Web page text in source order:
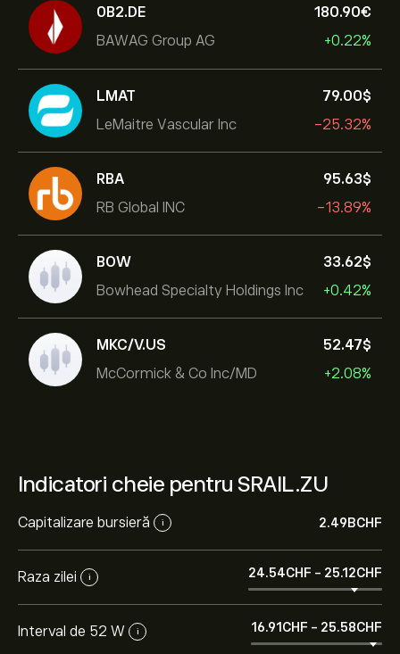
0B2.DE
BAWAG Group AG
180.90‎€‎
+0.22%
LMAT
LeMaitre Vascular Inc
79.00‎$‎
-25.32%
RBA
RB Global INC
95.63‎$‎
-13.89%
BOW
Bowhead Specialty Holdings Inc
33.62‎$‎
+0.42%
MKC/V.US
McCormick & Co Inc/MD
52.47‎$‎
+2.08%
Indicatori cheie pentru SRAIL.ZU
Capitalizare bursieră i 2.49B‎CHF‎
Raza zilei i 24.54‎CHF‎ - 25.12‎CHF‎
Interval de 52 W i 16.91‎CHF‎ - 25.58‎CHF‎